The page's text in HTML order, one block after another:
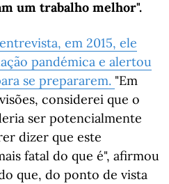
um trabalho melhor".
em 2015, ele
pandémica e alertou
se prepararem. "Em
considerei que o
ser potencialmente
dizer que este
fatal do que é", afirmou
que, do ponto de vista